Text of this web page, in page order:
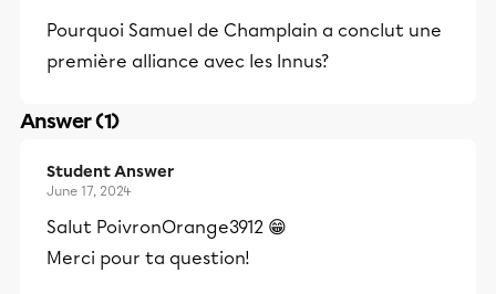
Pourquoi Samuel de Champlain a conclut une
première alliance avec les Innus?
Answer (1)
Student Answer
June 17, 2024
Salut PoivronOrange3912 😁
Merci pour ta question!